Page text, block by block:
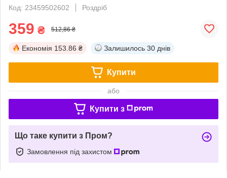
Код: 23459502602
Роздріб
359 ₴ 512,86 ₴
Економія 153.86 ₴ Залишилось 30 днів
Купити
або
Купити з
Що таке купити з Пром?
Замовлення під захистом